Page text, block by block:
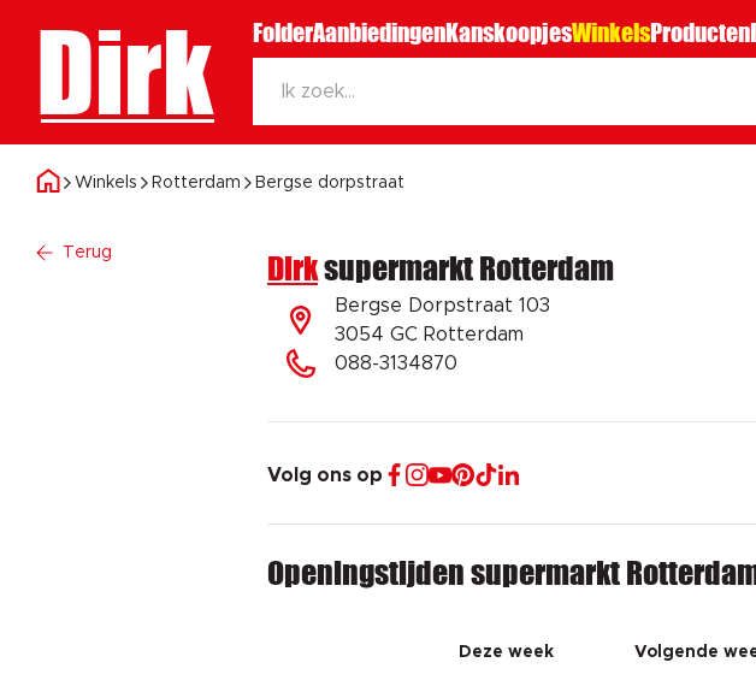
Dirk FolderAanbiedingenKanskoopjesWinkelsProducten
Winkels Rotterdam Bergse dorpstraat
Terug Dirksupermarkt Rotterdam
Bergse Dorpstraat 103
3054 GC Rotterdam
088-3134870
Openingstijden supermarkt
Deze week Volgende
Volg ons op